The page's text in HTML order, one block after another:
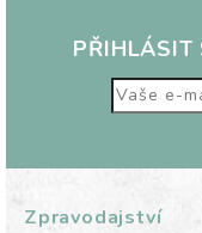
PŘIHLÁSIT
Zpravodajství